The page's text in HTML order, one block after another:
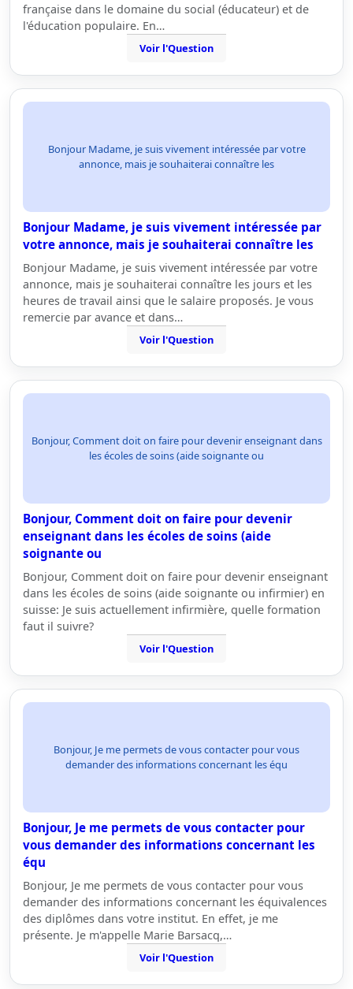
française dans le domaine du social (éducateur) et de
l'éducation populaire. En…
Voir l'Question
Bonjour Madame, je suis vivement intéressée par votre
annonce, mais je souhaiterai connaître les
Bonjour Madame, je suis vivement intéressée par
votre annonce, mais je souhaiterai connaître les
Bonjour Madame, je suis vivement intéressée par votre
annonce, mais je souhaiterai connaître les jours et les
heures de travail ainsi que le salaire proposés. Je vous
remercie par avance et dans…
Voir l'Question
Bonjour, Comment doit on faire pour devenir enseignant dans
les écoles de soins (aide soignante ou
Bonjour, Comment doit on faire pour devenir
enseignant dans les écoles de soins (aide
soignante ou
Bonjour, Comment doit on faire pour devenir enseignant
dans les écoles de soins (aide soignante ou infirmier) en
suisse: Je suis actuellement infirmière, quelle formation
faut il suivre?
Voir l'Question
Bonjour, Je me permets de vous contacter pour vous
demander des informations concernant les équ
Bonjour, Je me permets de vous contacter pour
vous demander des informations concernant les
équ
Bonjour, Je me permets de vous contacter pour vous
demander des informations concernant les équivalences
des diplômes dans votre institut. En effet, je me
présente. Je m'appelle Marie Barsacq,…
Voir l'Question